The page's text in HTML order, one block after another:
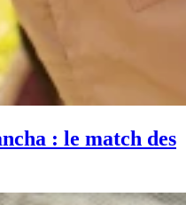
: le match des